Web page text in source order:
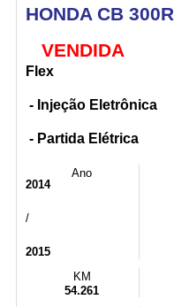
HONDA CB 300R
VENDIDA
Flex
- Injeção Eletrônica
- Partida Elétrica
Ano
2014
/
2015
KM
54.261